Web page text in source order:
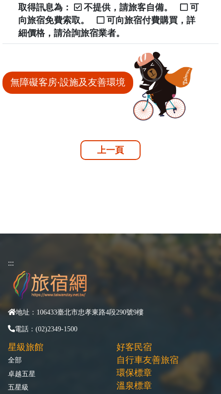
取得訊息為：
不提供，請旅客自備。
可
向旅宿免費索取。
可向旅宿付費購買，詳
細價格，請洽詢旅宿業者。
無障礙客房‧設施及友善環境
上一頁
:::
地址：106433臺北市忠孝東路4段290號9樓
電話：(02)2349-1500
星級旅館
全部
卓越五星
五星級
好客民宿
自行車友善旅宿
環保標章
溫泉標章